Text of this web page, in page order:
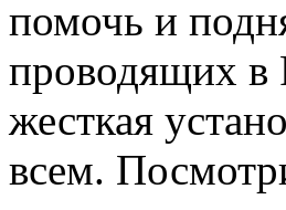
помочь и
проводящих в
жесткая
всем.